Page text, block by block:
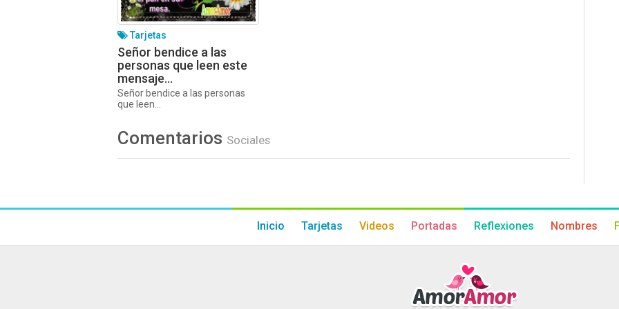
Tarjetas
Señor bendice a las
personas que leen este
mensaje…
Señor bendice a las personas
que leen...
Comentarios Sociales
Inicio Tarjetas Videos Portadas Reflexiones Nombres